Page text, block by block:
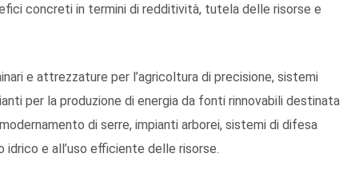
concreti in termini di redditività, tutela delle risorse e
e attrezzature per l’agricoltura di precisione, sistemi
per la produzione di energia da fonti rinnovabili destinata
di serre, impianti arborei, sistemi di difesa
e all’uso efficiente delle risorse.